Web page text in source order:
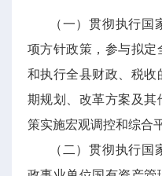
（一）贯彻执行
项方针政策，参与拟定
和执行全县财政、税收
期规划、改革方案及其
策实施宏观调控和综合
（二）贯彻执行